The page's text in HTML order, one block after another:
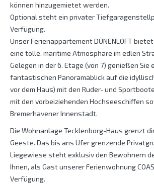
können hinzugemietet werden.
Optional steht ein privater
Verfügung.
Unser Ferienappartement DÜNENLOFT
eine tolle, maritime Atmosphäre im edlen
Gelegen in der 6. Etage (von 7) genießen Sie
fantastischen Panoramablick auf die
vor dem Haus) mit den Ruder- und
mit den vorbeiziehenden Hochseeschiffen
Bremerhavener Innenstadt.
Die Wohnanlage Tecklenborg-Haus grenzt
Geeste. Das bis ans Ufer grenzende
Liegewiese steht exklusiv den Bewohnern
Ihnen, als Gast unserer Ferienwohnung
Verfügung.